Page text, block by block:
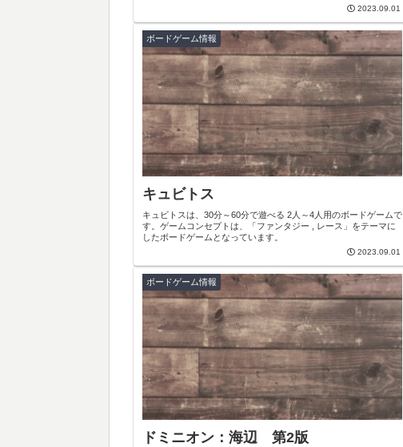
2023.09.01
ボードゲーム情報
キュビトス
キュビトスは、30分～60分で遊べる 2人～4人用のボードゲームで
す。ゲームコンセプトは、「ファンタジー , レース」をテーマに
したボードゲームとなっています。
2023.09.01
ボードゲーム情報
ドミニオン：海辺 第2版